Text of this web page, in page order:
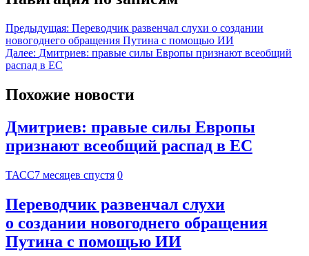
Предыдущая: Переводчик развенчал слухи о создании
новогоднего обращения Путина с помощью ИИ
Далее: Дмитриев: правые силы Европы признают всеобщий
распад в ЕС
Похожие новости
Дмитриев: правые силы Европы
признают всеобщий распад в ЕС
ТАСС7 месяцев спустя 0
Переводчик развенчал слухи
о создании новогоднего обращения
Путина с помощью ИИ